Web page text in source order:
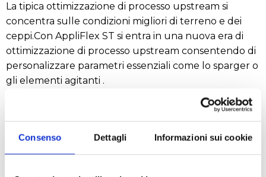
Consenso Dettagli Informazioni sui cookie
La tipica ottimizzazione di processo upstream si
concentra sulle condizioni migliori di terreno e dei
ceppi.Con AppliFlex ST si entra in una nuova era di
ottimizzazione di processo upstream consentendo di
personalizzare parametri essenziali come lo sparger o
gli elementi agitanti .
Grazie a queste misure di custom design si darà un
notevole impulso nella velocita al raggiungere i
propri obbiettivi .
La tecnologia di stampa 3D offre la flessibilità di cui si
ha bisogno nel momento in cui se ne ha bisogno e